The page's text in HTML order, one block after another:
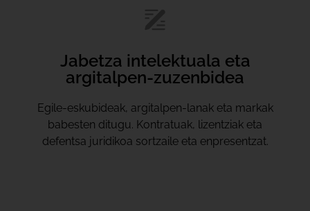
Jabetza intelektuala eta
argitalpen-zuzenbidea
Egile-eskubideak, argitalpen-lanak eta markak
babesten ditugu. Kontratuak, lizentziak eta
defentsa juridikoa sortzaile eta enpresentzat.